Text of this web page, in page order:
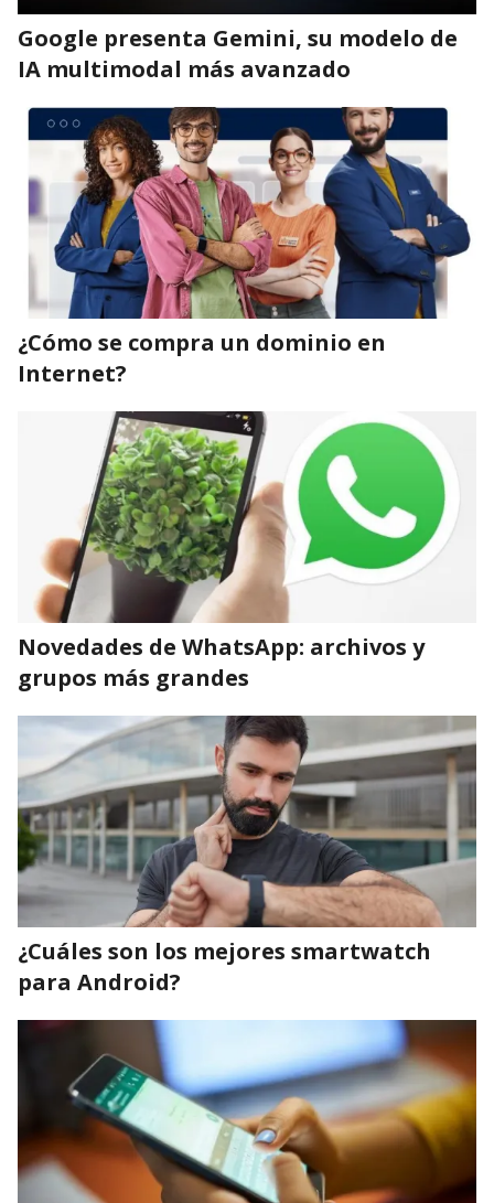
Google presenta Gemini, su modelo de
IA multimodal más avanzado
¿Cómo se compra un dominio en
Internet?
Novedades de WhatsApp: archivos y
grupos más grandes
¿Cuáles son los mejores smartwatch
para Android?